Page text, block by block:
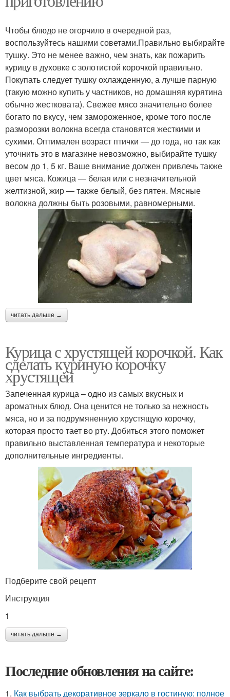
Чтобы блюдо не огорчило в очередной раз,
воспользуйтесь нашими советами.Правильно выбирайте
тушку. Это не менее важно, чем знать, как пожарить
курицу в духовке с золотистой корочкой правильно.
Покупать следует тушку охлажденную, а лучше парную
(такую можно купить у частников, но домашняя курятина
обычно жестковата). Свежее мясо значительно более
богато по вкусу, чем замороженное, кроме того после
разморозки волокна всегда становятся жесткими и
сухими. Оптимален возраст птички — до года, но так как
уточнить это в магазине невозможно, выбирайте тушку
весом до 1, 5 кг. Ваше внимание должен привлечь также
цвет мяса. Кожица — белая или с незначительной
желтизной, жир — также белый, без пятен. Мясные
волокна должны быть розовыми, равномерными.
читать дальше →
Курица с хрустящей корочкой. Как
сделать куриную корочку
хрустящей
Запеченная курица – одно из самых вкусных и
ароматных блюд. Она ценится не только за нежность
мяса, но и за подрумяненную хрустящую корочку,
которая просто тает во рту. Добиться этого поможет
правильно выставленная температура и некоторые
дополнительные ингредиенты.
Подберите свой рецепт
Инструкция
1
читать дальше →
Последние обновления на сайте:
1. Как выбрать декоративное зеркало в гостиную: полное